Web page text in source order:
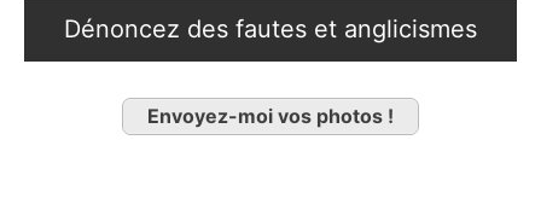
Dénoncez des fautes et anglicismes
Envoyez-moi vos photos !